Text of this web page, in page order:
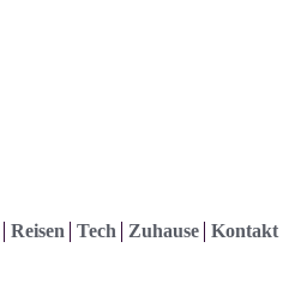
Reisen Tech Zuhause Kontakt